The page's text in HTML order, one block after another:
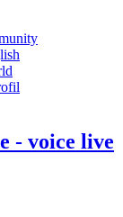
- voice live